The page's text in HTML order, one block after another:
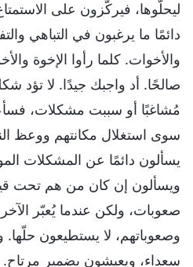
ليحلّوها، فيركّزون على
دائمًا ما يرغبون في التباهي
والأخوات. كلما رأوا الإخوة
صالحًا. أد واجبك جيدًا. لا تؤد
مُشاغبًا أو سببت مشكلات،
سوى استغلال مكانتهم ووعظ
يسألون دائمًا عن المشكلات
ويسألون إن كان من هم تحت
صعوبات، ولكن عندما يُعبّر
وصعوباتهم، لا يستطيعون حلّها.
سعداء، ويعيشون بضمير مرتاح.